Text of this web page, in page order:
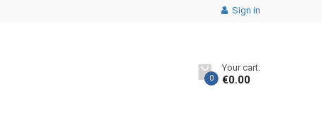
Sign in
0
Your cart:
€0.00